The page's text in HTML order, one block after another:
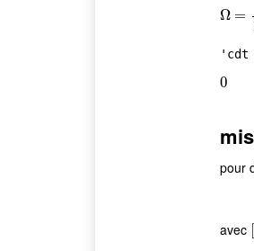
Ω =
Ω=R
'cdt
0
0
pour
avec [[